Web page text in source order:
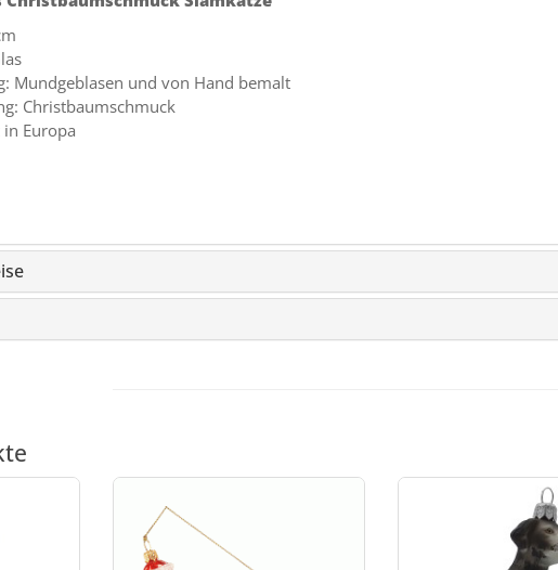
Mundgeblasen und von Hand bemalt
Christbaumschmuck
Europa